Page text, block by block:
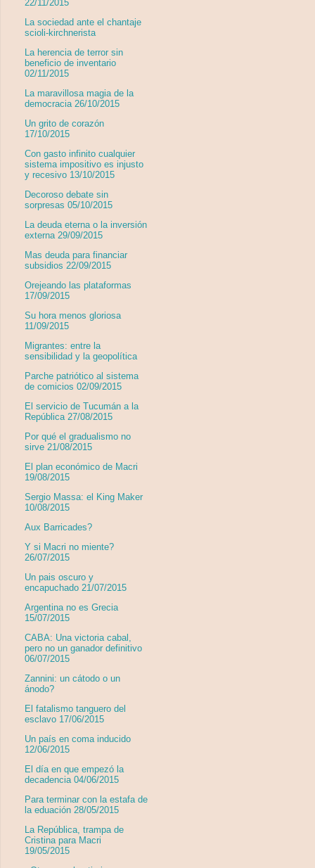
22/11/2015
La sociedad ante el chantaje
scioli-kirchnerista
La herencia de terror sin
beneficio de inventario
02/11/2015
La maravillosa magia de la
democracia 26/10/2015
Un grito de corazón
17/10/2015
Con gasto infinito cualquier
sistema impositivo es injusto
y recesivo 13/10/2015
Decoroso debate sin
sorpresas 05/10/2015
La deuda eterna o la inversión
externa 29/09/2015
Mas deuda para financiar
subsidios 22/09/2015
Orejeando las plataformas
17/09/2015
Su hora menos gloriosa
11/09/2015
Migrantes: entre la
sensibilidad y la geopolítica
Parche patriótico al sistema
de comicios 02/09/2015
El servicio de Tucumán a la
República 27/08/2015
Por qué el gradualismo no
sirve 21/08/2015
El plan económico de Macri
19/08/2015
Sergio Massa: el King Maker
10/08/2015
Aux Barricades?
Y si Macri no miente?
26/07/2015
Un pais oscuro y
encapuchado 21/07/2015
Argentina no es Grecia
15/07/2015
CABA: Una victoria cabal,
pero no un ganador definitivo
06/07/2015
Zannini: un cátodo o un
ánodo?
El fatalismo tanguero del
esclavo 17/06/2015
Un país en coma inducido
12/06/2015
El día en que empezó la
decadencia 04/06/2015
Para terminar con la estafa de
la eduación 28/05/2015
La República, trampa de
Cristina para Macri
19/05/2015